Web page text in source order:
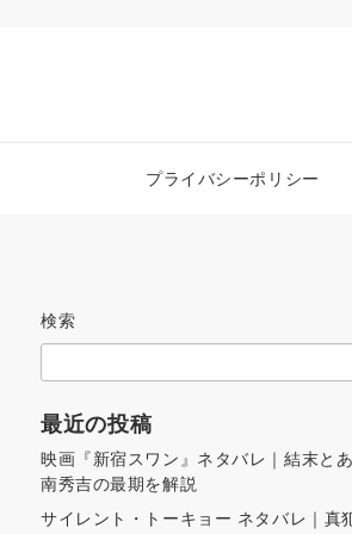
プライバシーポリシー
検索
最近の投稿
映画『新宿スワン』ネタバレ｜結末と
南秀吉の最期を解説
サイレント・トーキョー ネタバレ｜真